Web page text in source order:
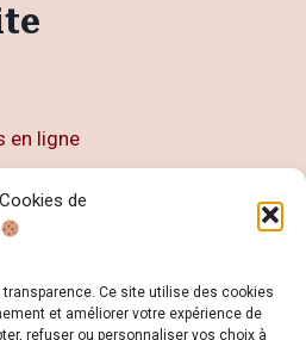
de
Ce site utilise des cookies
et améliorer votre expérience de
refuser ou personnaliser vos choix à
en ligne